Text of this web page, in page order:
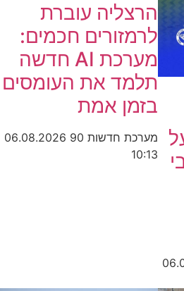
הרצליה עוברת
לרמזורים חכמים:
מערכת AI חדשה
תלמד את העומסים
בזמן אמת
מערכת חדשות 90
06.08.2026
10:13